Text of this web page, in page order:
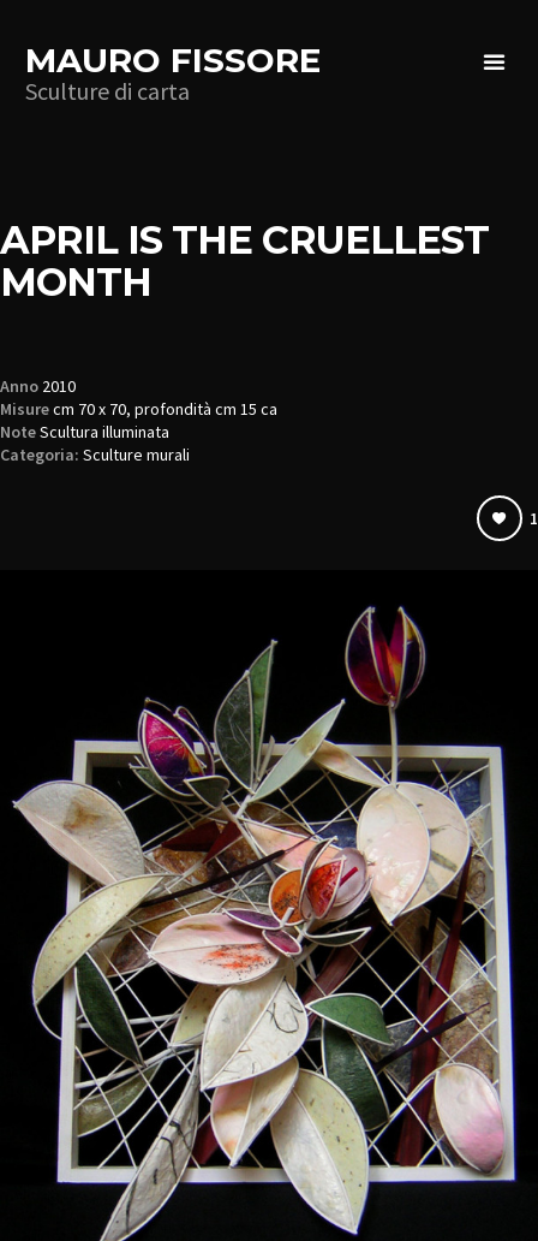
MAURO FISSORE
Sculture di carta
APRIL IS THE CRUELLEST
MONTH
Anno 2010
Misurecm 70 x 70, profondità cm 15 ca
NoteScultura illuminata
Categoria: Sculture murali
1